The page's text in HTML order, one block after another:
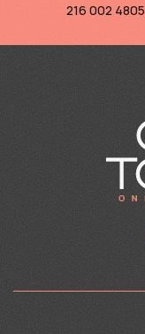
216 002 4805